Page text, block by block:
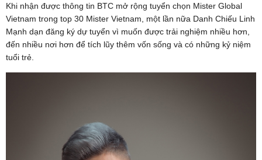
Khi nhận được thông tin BTC mở rộng tuyển chọn Mister Global
Vietnam trong top 30 Mister Vietnam, một lần nữa Danh Chiếu Linh
Mạnh dạn đăng ký dự tuyển vì muốn được trải nghiệm nhiều hơn,
đến nhiều nơi hơn để tích lũy thêm vốn sống và có những kỷ niệm
tuổi trẻ.